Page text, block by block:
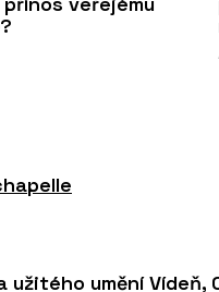
užitého umění